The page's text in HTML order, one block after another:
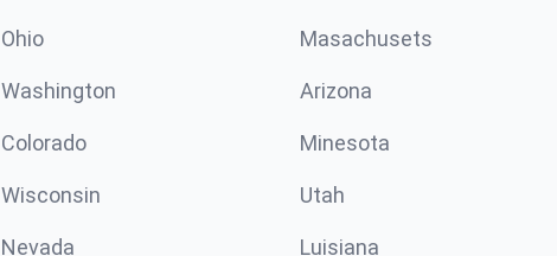
Ohio Masachusets
Washington Arizona
Colorado Minesota
Wisconsin Utah
Nevada Luisiana